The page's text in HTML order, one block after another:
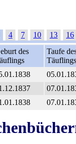
4 7 10 13
16
des
Taufe
Täuflings